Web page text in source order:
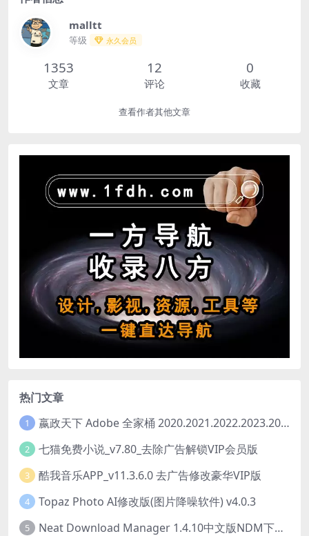
malltt
等级 永久会员
1353
文章
12
评论
0
收藏
查看作者其他文章
热门文章
1 嬴政天下 Adobe 全家桶 2020.2021.2022.2023.2024.2025大师版（2025年08月版 ）
2 七猫免费小说_v7.80_去除广告解锁VIP会员版
3 酷我音乐APP_v11.3.6.0 去广告修改豪华VIP版
4 Topaz Photo AI修改版(图片降噪软件) v4.0.3
5 Neat Download Manager 1.4.10中文版NDM下载器简称NDM